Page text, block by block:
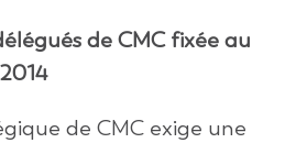
de CMC fixée au
de CMC exige une